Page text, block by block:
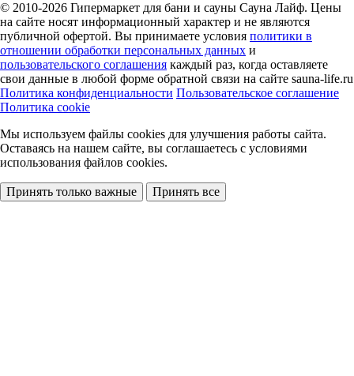
© 2010-2026 Гипермаркет для бани и сауны Сауна Лайф. Цены
на сайте носят информационный характер и не являются
публичной офертой. Вы принимаете условия политики в
отношении обработки персональных данных и
пользовательского соглашения каждый раз, когда оставляете
свои данные в любой форме обратной связи на сайте sauna-life.ru
Политика конфиденциальности Пользовательское соглашение
Политика cookie
Мы используем файлы cookies для улучшения работы сайта.
Оставаясь на нашем сайте, вы соглашаетесь с условиями
использования файлов cookies.
Принять только важные Принять все